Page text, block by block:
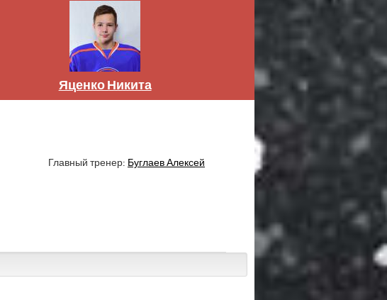
Яценко Никита
Главный тренер: Буглаев Алексей